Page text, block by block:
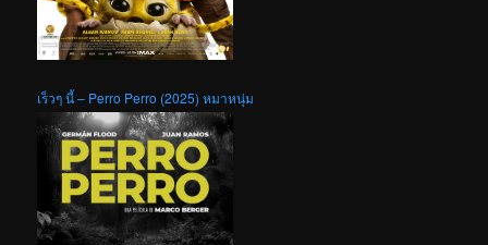
เร็วๆ นี้ – Perro Perro (2025) หมาหนุ่ม